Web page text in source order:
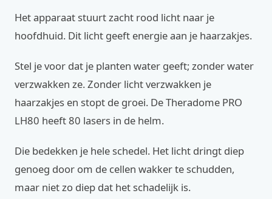
Het apparaat stuurt zacht rood licht naar je
hoofdhuid. Dit licht geeft energie aan je haarzakjes.
Stel je voor dat je planten water geeft; zonder water
verzwakken ze. Zonder licht verzwakken je
haarzakjes en stopt de groei. De Theradome PRO
LH80 heeft 80 lasers in de helm.
Die bedekken je hele schedel. Het licht dringt diep
genoeg door om de cellen wakker te schudden,
maar niet zo diep dat het schadelijk is.